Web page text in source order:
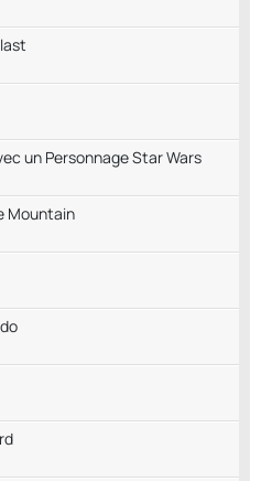
un Personnage Star Wars
Mountain